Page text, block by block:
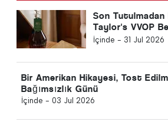
Son Tutulmadan
Taylor's VVOP
Tanıttı
İçinde - 31 Jul 2026
Bir Amerikan Hikayesi, Tost
Bağımsızlık Günü
İçinde - 03 Jul 2026